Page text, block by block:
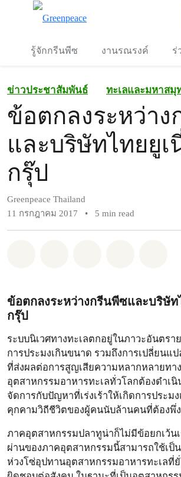
รู้จักกรีนพีซ งานรณรงค์ ร่
ข่าวประชาสัมพันธ์ ทะเลและมหาสมุ
ข้อตกลงระหว่า
และบริษัทไทยยูเ
กรุ๊ป
Greenpeace Thailand
11 กรกฎาคม 2017
• 5 min read
ข้อตกลงระหว่างกรีนพีซและบริษัท
กรุ๊ป
ระบบนิเวศทางทะเลตกอยู่ในภาวะอันตรา
การประมงเกินขนาด รวมถึงการเปลี่ยนแ
ที่ส่งผลต่อการสูญเสียความหลากหลายทา
อุตสาหกรรมอาหารทะเลทั่วโลกต้องดําเ
จัดการกับปัญหาที่เร่งเร้าให้เกิดการประม
คุกคามวิถีชีวิตของผู้คนนับล้านคนที่ต้องพึ่ง
ภาคอุตสาหกรรมปลาทูน่าก็ไม่มีข้อยกเว้น
ผ่านของภาคอุตสาหกรรมนี้สามารถใช้เป็
ห่วงโซ่อุปทานอุตสาหกรรมอาหารทะเลที่